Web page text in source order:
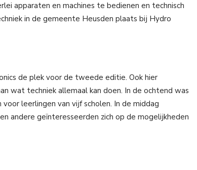
apparaten en machines te bedienen en technisch
in de gemeente Heusden plaats bij Hydro
de plek voor de tweede editie. Ook hier
wat techniek allemaal kan doen. In de ochtend was
leerlingen van vijf scholen. In de middag
andere geïnteresseerden zich op de mogelijkheden